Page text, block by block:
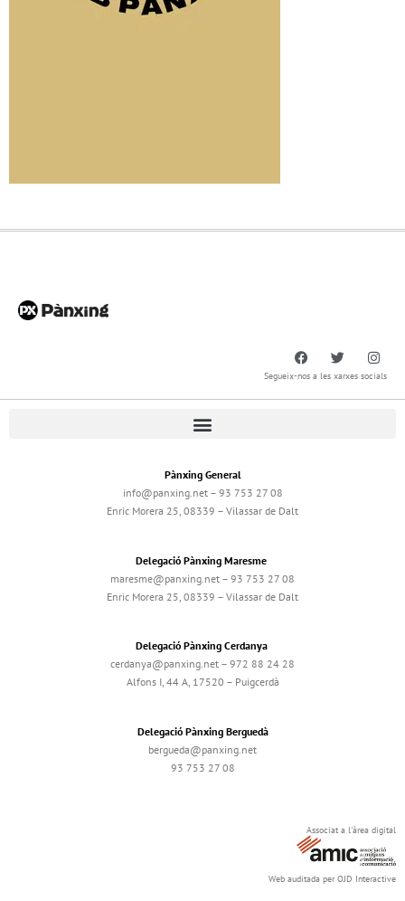
Segueix-nos a les xarxes socials
Pànxing General
info@panxing.net – 93 753 27 08
Enric Morera 25, 08339 – Vilassar de Dalt
Delegació Pànxing Maresme
maresme@panxing.net – 93 753 27 08
Enric Morera 25, 08339 – Vilassar de Dalt
Delegació Pànxing Cerdanya
cerdanya@panxing.net – 972 88 24 28
Alfons I, 44 A, 17520 – Puigcerdà
Delegació Pànxing Berguedà
bergueda@panxing.net
93 753 27 08
Associat a l'àrea digital
Web auditada per OJD Interactive